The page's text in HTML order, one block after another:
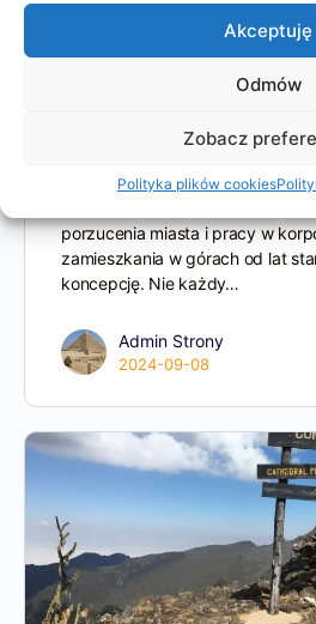
Akceptuję
Odmów
Zobacz
Polityka plików cookies
Rzuć wszystko i wyjedź
porzucenia miasta i pracy w
zamieszkania w górach od lat
koncepcję. Nie każdy…
Admin Strony
2024-09-08